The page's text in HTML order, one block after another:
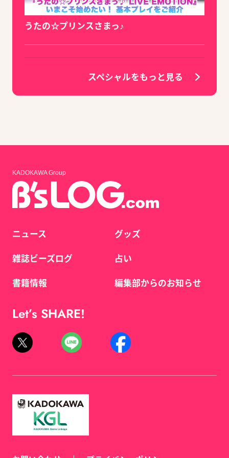
うたの☆プリンスさまっ♪
スペシャルをもっと見る
KADOKAWA Group
ニュース
雑誌ビーズログ
書籍情報
グッズ
占い
編集部からのお知らせ
Let’s SHARE!